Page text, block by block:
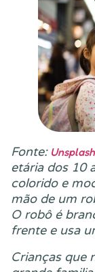
Fonte:
etária dos 10
colorido e
mão de um
O robô é
frente e usa
Crianças que